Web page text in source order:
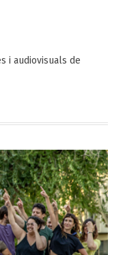
i audiovisuals de